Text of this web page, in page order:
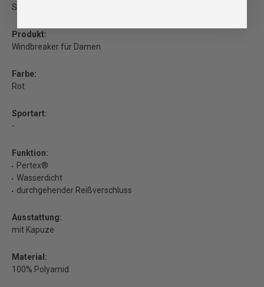
Salomon
Produkt:
Windbreaker für Damen
Farbe:
Rot
Sportart:
-
Funktion:
Pertex®
Wasserdicht
durchgehender Reißverschluss
Ausstattung:
mit Kapuze
Material:
100% Polyamid